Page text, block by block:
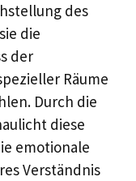
des
die
der
Räume
Durch die
diese
emotionale
Verständnis